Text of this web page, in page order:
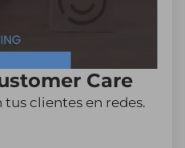
Care
clientes en redes.